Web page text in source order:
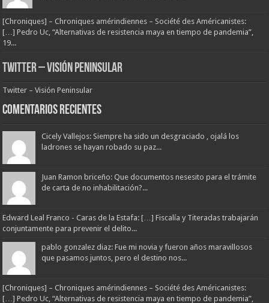
[Chroniques] – Chroniques amérindiennes – Société des Américanistes:
[…] Pedro Uc, “Alternativas de resistencia maya en tiempo de pandemia”,
19...
Twitter – Visión Peninsular
Twitter – Visión Peninsular
Comentarios Recientes
Cicely Vallejos: Siempre ha sido un desgraciado , ojalá los
ladrones se hayan robado su paz...
Juan Ramon briceño: Que documentos nesesito para el trámite
de carta de no inhabilitación?...
Edward Leal Franco - Caras de la Estafa: […] Fiscalía y Titeradas trabajarán
conjuntamente para prevenir el delito...
pablo gonzalez diaz: Fue mi novia y fueron años maravillosos
que pasamos juntos, pero el destino nos...
[Chroniques] – Chroniques amérindiennes – Société des Américanistes:
[…] Pedro Uc, “Alternativas de resistencia maya en tiempo de pandemia”,